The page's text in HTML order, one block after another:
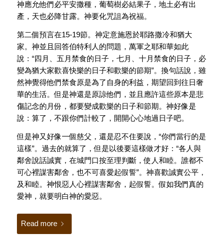
神應允他們必平安撒種，葡萄樹必結果子，地土必有出
產，天也必降甘露。神要化咒詛為祝福。
第二個預言在15-19節。神定意施恩於耶路撒冷和猶大
家。神並且回答伯特利人的問題，萬軍之耶和華如此
說：“四月、五月禁食的日子，七月、十月禁食的日子，必
變為猶大家歡喜快樂的日子和歡樂的節期”。換句話說，雖
然神覺得他們禁食原是為了自身的利益，期望回到往日奢
華的生活。但是神還是原諒他們，並且應許這些原本是悲
傷記念的月份，都要變成歡樂的日子和節期。神好像是
說：算了，不跟你們計較了，開開心心地過日子吧。
但是神又好像一個慈父，還是忍不住要說，“你們當行的是
這樣”。過去的就算了，但是以後要這樣做才好：“各人與
鄰舍說話誠實，在城門口按至理判斷，使人和睦。誰都不
可心裡謀害鄰舍，也不可喜愛起假誓”。神喜歡誠實公平，
及和睦。神恨惡人心裡謀害鄰舍，起假誓。假如我們真的
愛神，就要明白神的愛惡。
Read more